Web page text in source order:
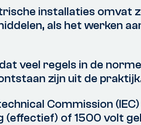
installaties omvat
als het werken
veel regels in de
zijn uit de
Commission
(effectief) of 1500 volt